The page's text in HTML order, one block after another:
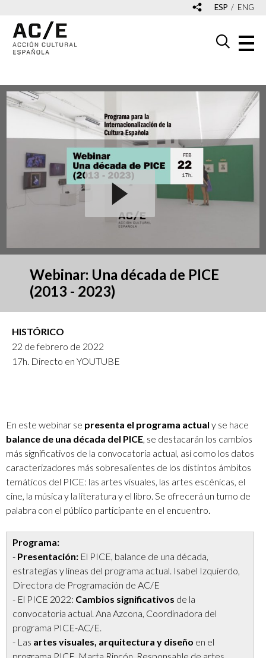
ESP ENG
Webinar: Una década de PICE
(2013 - 2023)
HISTÓRICO
22 de febrero de 2022
17h. Directo en YOUTUBE
En este webinar se presenta el programa actual y se hace
balance de una década del PICE, se destacarán los cambios
más significativos de la convocatoria actual, así como los datos
caracterizadores más sobresalientes de los distintos ámbitos
temáticos del PICE: las artes visuales, las artes escénicas, el
cine, la música y la literatura y el libro. Se ofrecerá un turno de
palabra con el público participante en el encuentro.
Programa:
- Presentación: El PICE, balance de una década,
estrategias y líneas del programa actual. Isabel Izquierdo,
Directora de Programación de AC/E
- El PICE 2022: Cambios significativos de la
convocatoria actual. Ana Azcona, Coordinadora del
programa PICE-AC/E.
- Las artes visuales, arquitectura y diseño en el